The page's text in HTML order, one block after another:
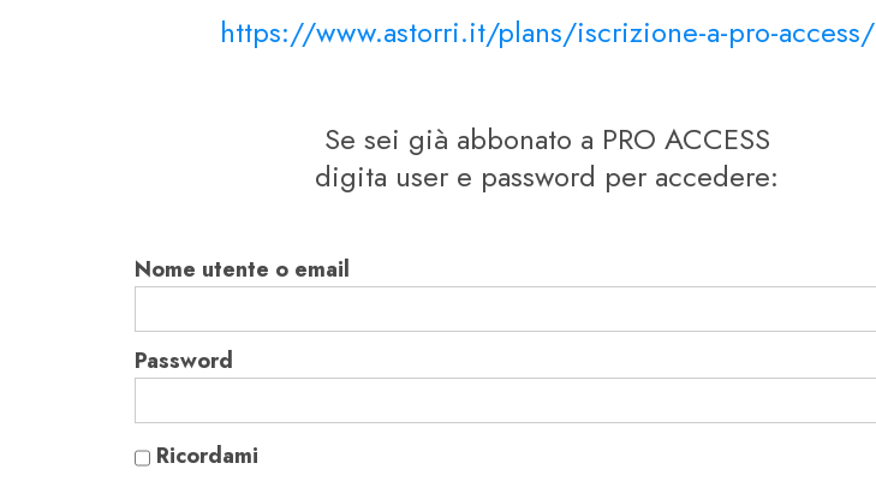
https://www.astorri.it/plans/iscrizione-a-pro-access/
Se sei già abbonato a PRO ACCESS
digita user e password per accedere:
Nome utente o email
Password
Ricordami